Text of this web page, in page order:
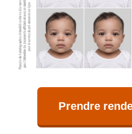
Prendre